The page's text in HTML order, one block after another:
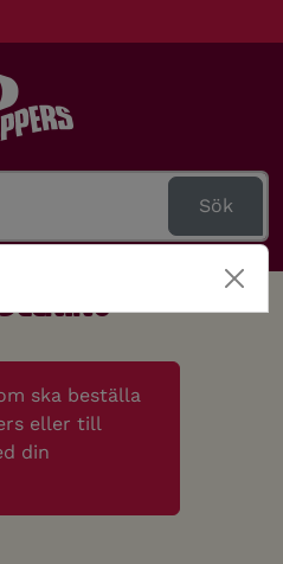
Sök
ska beställa
eller till
din